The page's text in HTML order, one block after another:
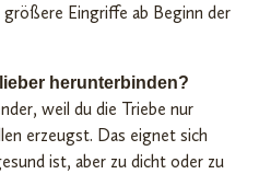
Eingriffe ab Beginn der
herunterbinden?
weil du die Triebe nur
erzeugst. Das eignet sich
ist, aber zu dicht oder zu